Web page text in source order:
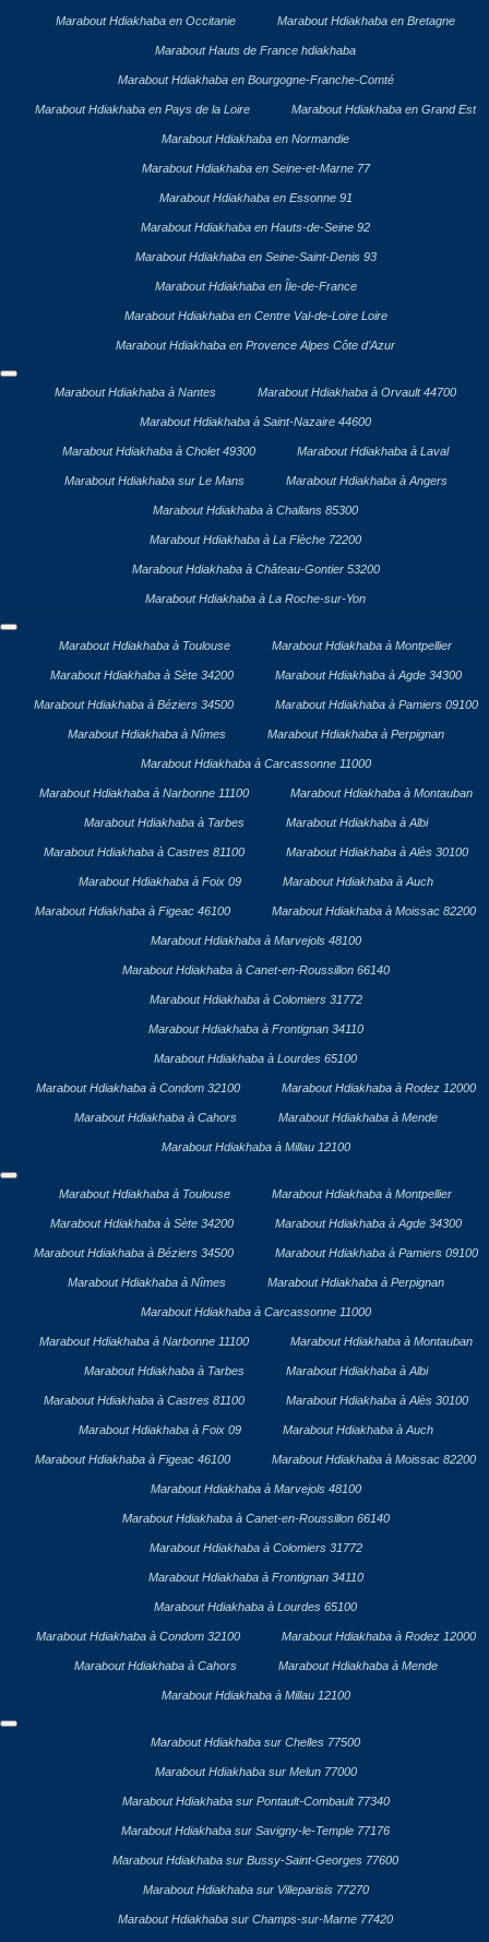
Marabout Hdiakhaba en Occitanie Marabout Hdiakhaba en Bretagne
Marabout Hauts de France hdiakhaba
Marabout Hdiakhaba en Bourgogne-Franche-Comté
Marabout Hdiakhaba en Pays de la Loire Marabout Hdiakhaba en Grand Est
Marabout Hdiakhaba en Normandie
Marabout Hdiakhaba en Seine-et-Marne 77
Marabout Hdiakhaba en Essonne 91
Marabout Hdiakhaba en Hauts-de-Seine 92
Marabout Hdiakhaba en Seine-Saint-Denis 93
Marabout Hdiakhaba en Île-de-France
Marabout Hdiakhaba en Centre Val-de-Loire Loire
Marabout Hdiakhaba en Provence Alpes Côte d’Azur
Marabout Hdiakhaba à Nantes Marabout Hdiakhaba à Orvault 44700
Marabout Hdiakhaba à Saint-Nazaire 44600
Marabout Hdiakhaba à Cholet 49300 Marabout Hdiakhaba à Laval
Marabout Hdiakhaba sur Le Mans Marabout Hdiakhaba à Angers
Marabout Hdiakhaba à Challans 85300
Marabout Hdiakhaba à La Flèche 72200
Marabout Hdiakhaba à Château-Gontier 53200
Marabout Hdiakhaba à La Roche-sur-Yon
Marabout Hdiakhaba à Toulouse Marabout Hdiakhaba à Montpellier
Marabout Hdiakhaba à Sète 34200 Marabout Hdiakhaba à Agde 34300
Marabout Hdiakhaba à Béziers 34500 Marabout Hdiakhaba à Pamiers 09100
Marabout Hdiakhaba à Nîmes Marabout Hdiakhaba à Perpignan
Marabout Hdiakhaba à Carcassonne 11000
Marabout Hdiakhaba à Narbonne 11100 Marabout Hdiakhaba à Montauban
Marabout Hdiakhaba à Tarbes Marabout Hdiakhaba à Albi
Marabout Hdiakhaba à Castres 81100 Marabout Hdiakhaba à Alès 30100
Marabout Hdiakhaba à Foix 09 Marabout Hdiakhaba à Auch
Marabout Hdiakhaba à Figeac 46100 Marabout Hdiakhaba à Moissac 82200
Marabout Hdiakhaba à Marvejols 48100
Marabout Hdiakhaba à Canet-en-Roussillon 66140
Marabout Hdiakhaba à Colomiers 31772
Marabout Hdiakhaba à Frontignan 34110
Marabout Hdiakhaba à Lourdes 65100
Marabout Hdiakhaba à Condom 32100 Marabout Hdiakhaba à Rodez 12000
Marabout Hdiakhaba à Cahors Marabout Hdiakhaba à Mende
Marabout Hdiakhaba à Millau 12100
Marabout Hdiakhaba à Toulouse Marabout Hdiakhaba à Montpellier
Marabout Hdiakhaba à Sète 34200 Marabout Hdiakhaba à Agde 34300
Marabout Hdiakhaba à Béziers 34500 Marabout Hdiakhaba à Pamiers 09100
Marabout Hdiakhaba à Nîmes Marabout Hdiakhaba à Perpignan
Marabout Hdiakhaba à Carcassonne 11000
Marabout Hdiakhaba à Narbonne 11100 Marabout Hdiakhaba à Montauban
Marabout Hdiakhaba à Tarbes Marabout Hdiakhaba à Albi
Marabout Hdiakhaba à Castres 81100 Marabout Hdiakhaba à Alès 30100
Marabout Hdiakhaba à Foix 09 Marabout Hdiakhaba à Auch
Marabout Hdiakhaba à Figeac 46100 Marabout Hdiakhaba à Moissac 82200
Marabout Hdiakhaba à Marvejols 48100
Marabout Hdiakhaba à Canet-en-Roussillon 66140
Marabout Hdiakhaba à Colomiers 31772
Marabout Hdiakhaba à Frontignan 34110
Marabout Hdiakhaba à Lourdes 65100
Marabout Hdiakhaba à Condom 32100 Marabout Hdiakhaba à Rodez 12000
Marabout Hdiakhaba à Cahors Marabout Hdiakhaba à Mende
Marabout Hdiakhaba à Millau 12100
Marabout Hdiakhaba sur Chelles 77500
Marabout Hdiakhaba sur Melun 77000
Marabout Hdiakhaba sur Pontault-Combault 77340
Marabout Hdiakhaba sur Savigny-le-Temple 77176
Marabout Hdiakhaba sur Bussy-Saint-Georges 77600
Marabout Hdiakhaba sur Villeparisis 77270
Marabout Hdiakhaba sur Champs-sur-Marne 77420